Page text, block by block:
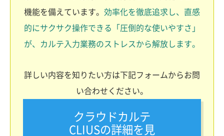
機能を備えています。 効率化を徹底追求し、直感
的にサクサク操作できる「圧倒的な使いやすさ」
が、カルテ入力業務のストレスから解放します。
詳しい内容を知りたい方は下記フォームからお問
い合わせください。
クラウドカルテ
CLIUSの詳細を見